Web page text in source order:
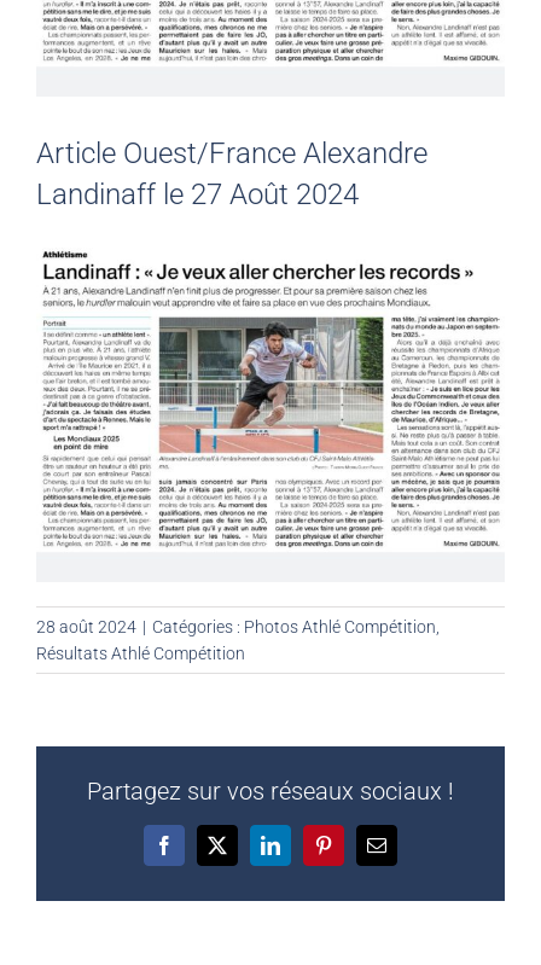
Article Ouest/France Alexandre
Landinaff le 27 Août 2024
28 août 2024 | Catégories : Photos Athlé Compétition
Résultats Athlé Compétition
Partagez sur vos réseaux sociaux !
Facebook
X LinkedInPinterestEmail